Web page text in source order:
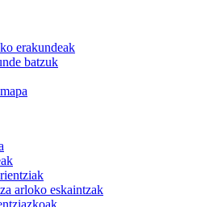
erakundeak
batzuk
arloko eskaintzak